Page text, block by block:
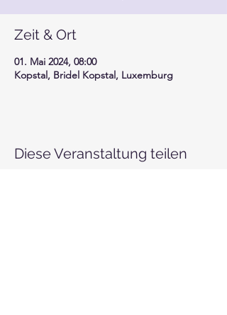
Zeit & Ort
01. Mai 2024, 08:00
Kopstal, Bridel Kopstal, Luxemburg
Diese Veranstaltung teilen